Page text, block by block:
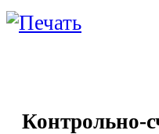
Контрольно-